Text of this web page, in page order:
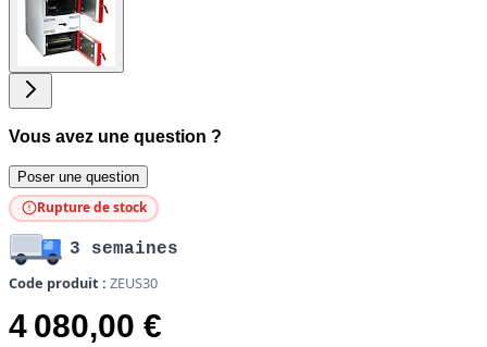
image
Vous avez une question ?
Poser une question
Rupture de stock
3 semaines
Code produit : ZEUS30
4 080,00 €